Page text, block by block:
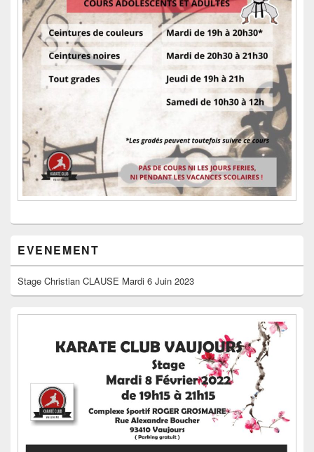
EVENEMENT
Stage Christian CLAUSE Mardi 6 Juin 2023